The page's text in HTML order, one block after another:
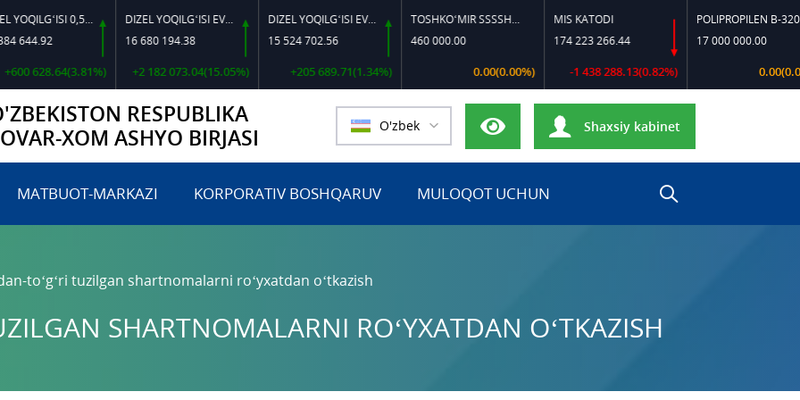
DIZEL YOQILG‘ISI 0,5-40
DIZEL YOQILG‘ISI EVRO L-K-4
16 680 194.38
+2 182 073.04(15.05%)
DIZEL YOQILG‘ISI EVRO-L II K-4 SSDF
15 524 702.56
+205 689.71(1.34%)
TOSHKO‘MIR SSSSH-13
460 000.00
0.00(0.00%)
MIS KATODI
174 223 266.44
-1 438 288.13(0.82%)
POLIPROPILEN B-320
17 000 000.00
0.00(0.00%)
RESPUBLIKA
XOM ASHYO BIRJASI
O'zbek Shaxsiy kabinet
MATBUOT-MARKAZI KORPORATIV BOSHQARUV MULOQOT UCHUN
to‘g‘ri tuzilgan shartnomalarni ro‘yxatdan o‘tkazish
SHARTNOMALARNI RO‘YXATDAN O‘TKAZISH